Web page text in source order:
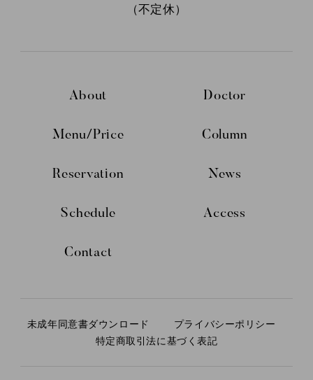
（不定休）
About Doctor
Menu/Price Column
Reservation News
Schedule Access
Contact
未成年同意書ダウンロード
プライバシーポリシー
特定商取引法に基づく表記